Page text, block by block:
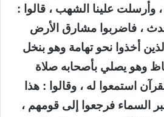
، وأرسلت علينا الشهب ، قالوا :
، فاضربوا مشارق الأرض
أخذوا نحو تهامة وهو بنخل
وهو يصلي بأصحابه صلاة
استمعوا له ، وقالوا : هذا
السماء فرجعوا إلى قومهم ،